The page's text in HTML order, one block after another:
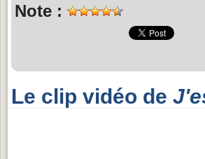
Note :
Le clip vidéo de